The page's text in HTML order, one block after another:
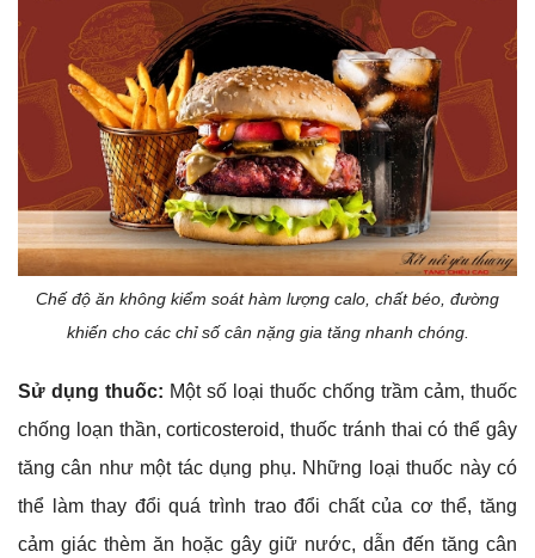
Chế độ ăn không kiểm soát hàm lượng calo, chất béo, đường
khiến cho các chỉ số cân nặng gia tăng nhanh chóng.
Sử dụng thuốc: Một số loại thuốc chống trầm cảm, thuốc
chống loạn thần, corticosteroid, thuốc tránh thai có thể gây
tăng cân như một tác dụng phụ. Những loại thuốc này có
thể làm thay đổi quá trình trao đổi chất của cơ thể, tăng
cảm giác thèm ăn hoặc gây giữ nước, dẫn đến tăng cân